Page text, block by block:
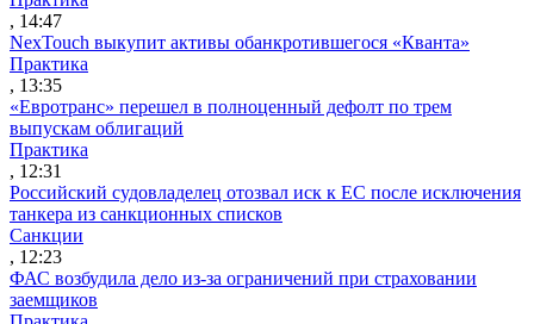
, 14:47
NexTouch выкупит активы обанкротившегося «Кванта»
Практика
, 13:35
«Евротранс» перешел в полноценный дефолт по трем
выпускам облигаций
Практика
, 12:31
Российский судовладелец отозвал иск к ЕС после исключения
танкера из санкционных списков
Санкции
, 12:23
ФАС возбудила дело из-за ограничений при страховании
заемщиков